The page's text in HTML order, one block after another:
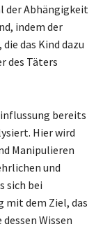
der Abhängigkeit
indem der
das Kind dazu
des Täters
bereits
Hier wird
Manipulieren
und
sich bei
mit dem Ziel, das
Wissen